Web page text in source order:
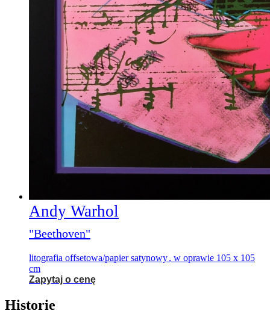
Andy Warhol
"Beethoven"
litografia offsetowa/papier satynowy, w oprawie 105 x 105
cm
Zapytaj o cenę
Historie